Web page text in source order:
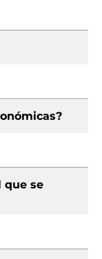
que se